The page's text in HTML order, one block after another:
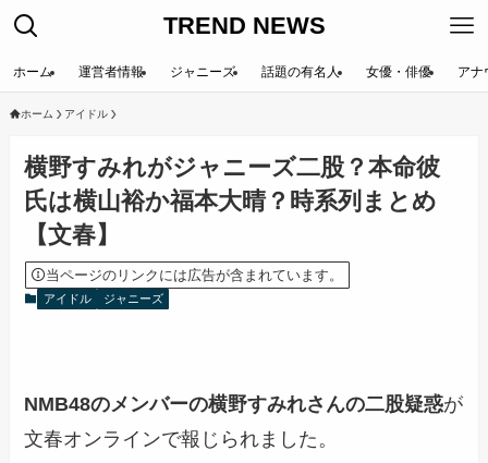
TREND NEWS
ホーム 運営者情報 ジャニーズ 話題の有名人 女優・俳優 アナ
ホーム アイドル
横野すみれがジャニーズ二股？本命彼
氏は横山裕か福本大晴？時系列まとめ
【文春】
当ページのリンクには広告が含まれています。
アイドル ジャニーズ
NMB48のメンバーの横野すみれさんの二股疑惑が
文春オンラインで報じられました。